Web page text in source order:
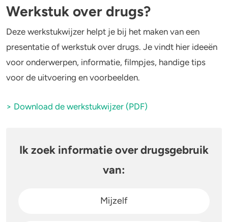
XTC / MDMA
Cocaïne
3-MMC
GHB
Lachgas
Aantoonbaarheid
Zwangerschap
Combinaties & medicijnen
Zorgen om iemand
Feiten over verslaving
Werkstuk over drugs?
Deze werkstukwijzer helpt je bij het maken van een
presentatie of werkstuk over drugs. Je vindt hier ideeën
voor onderwerpen, informatie, filmpjes, handige tips
voor de uitvoering en voorbeelden.
> Download de werkstukwijzer (PDF)
Ik zoek informatie over drugsgebruik
van:
Mijzelf